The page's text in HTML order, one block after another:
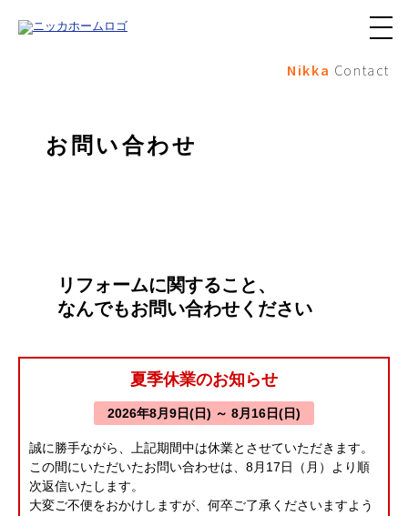
メ
ュ
Nikka Contact
お問い合わせ
リフォームに関すること、
なんでもお問い合わせください
夏季休業のお知らせ
2026年8月9日(日) ～ 8月16日(日)
誠に勝手ながら、上記期間中は休業とさせていただきます。
この間にいただいたお問い合わせは、8月17日（月）より順
次返信いたします。
大変ご不便をおかけしますが、何卒ご了承くださいますよう